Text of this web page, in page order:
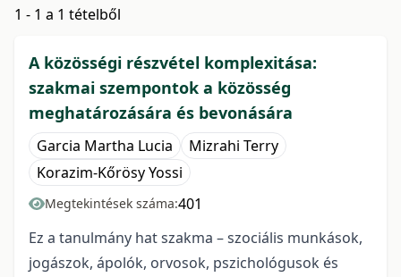
1 - 1 a 1 tételből
A közösségi részvétel komplexitása:
szakmai szempontok a közösség
meghatározására és bevonására
Garcia Martha Lucia
Mizrahi Terry
Korazim-Kőrösy Yossi
Megtekintések száma:401
Ez a tanulmány hat szakma – szociális munkások,
jogászok, ápolók, orvosok, pszichológusok és